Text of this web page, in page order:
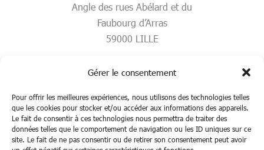
Gérer le consentement
Pour offrir les meilleures expériences, nous utilisons des technologies telles
que les cookies pour stocker et/ou accéder aux informations des appareils.
Le fait de consentir à ces technologies nous permettra de traiter des
données telles que le comportement de navigation ou les ID uniques sur ce
site. Le fait de ne pas consentir ou de retirer son consentement peut avoir
Angle des rues Abélard et du
Faubourg d’Arras
59000 LILLE